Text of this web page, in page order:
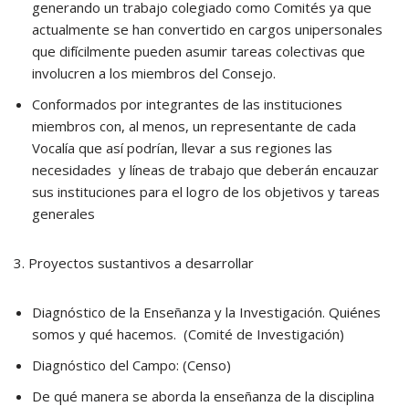
generando un trabajo colegiado como Comités ya que
actualmente se han convertido en cargos unipersonales
que difícilmente pueden asumir tareas colectivas que
involucren a los miembros del Consejo.
Conformados por integrantes de las instituciones
miembros con, al menos, un representante de cada
Vocalía que así podrían, llevar a sus regiones las
necesidades y líneas de trabajo que deberán encauzar
sus instituciones para el logro de los objetivos y tareas
generales
3. Proyectos sustantivos a desarrollar
Diagnóstico de la Enseñanza y la Investigación. Quiénes
somos y qué hacemos. (Comité de Investigación)
Diagnóstico del Campo: (Censo)
De qué manera se aborda la enseñanza de la disciplina